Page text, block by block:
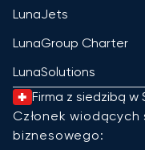
LunaJets
LunaGroup Charter
LunaSolutions
Firma z siedzibą w
Członek
biznesowego: